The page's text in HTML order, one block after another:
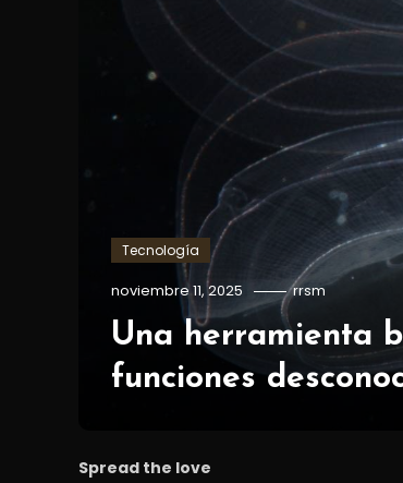
Tecnología
noviembre 11, 2025 rrsm
Una herramienta
funciones
Spread the love